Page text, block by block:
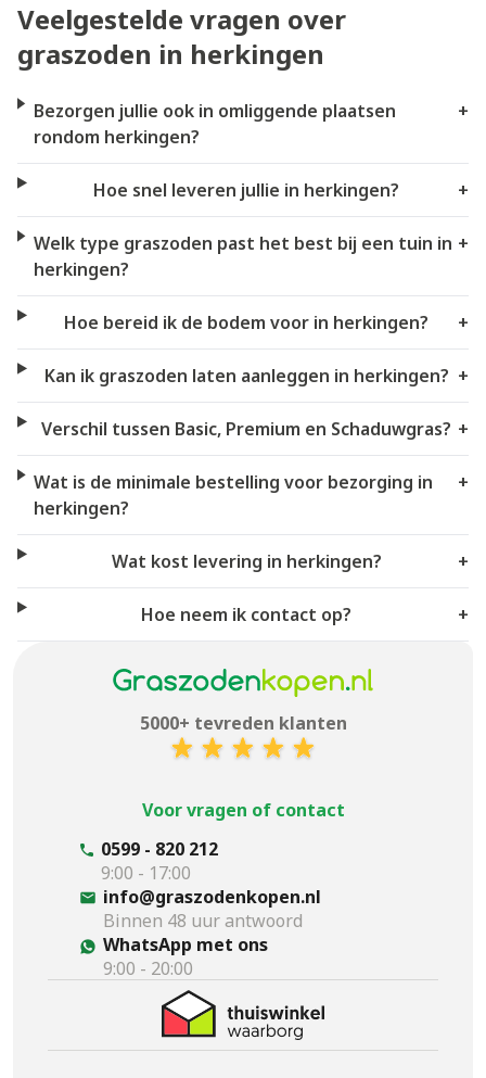
Veelgestelde vragen over
graszoden in herkingen
Bezorgen jullie ook in omliggende plaatsen
rondom herkingen?
+
Hoe snel leveren jullie in herkingen? +
Welk type graszoden past het best bij een tuin in
herkingen?
+
Hoe bereid ik de bodem voor in herkingen? +
Kan ik graszoden laten aanleggen in herkingen? +
Verschil tussen Basic, Premium en Schaduwgras? +
Wat is de minimale bestelling voor bezorging in
herkingen?
+
Wat kost levering in herkingen? +
Hoe neem ik contact op? +
5000+ tevreden klanten
Voor vragen of contact
0599 - 820 212
9:00 - 17:00
info@graszodenkopen.nl
Binnen 48 uur antwoord
WhatsApp met ons
9:00 - 20:00